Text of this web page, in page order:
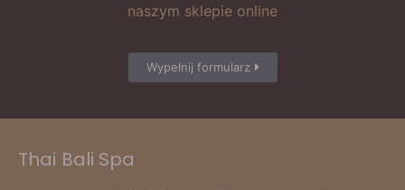
naszym sklepie online
Wypełnij formularz
Thai Bali Spa